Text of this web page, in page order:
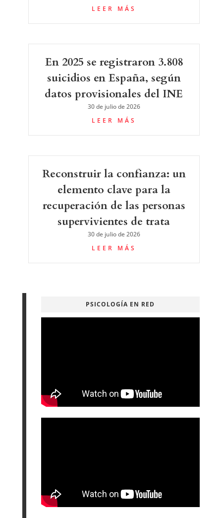
LEER MÁS
En 2025 se registraron 3.808
suicidios en España, según
datos provisionales del INE
30 de julio de 2026
LEER MÁS
Reconstruir la confianza: un
elemento clave para la
recuperación de las personas
supervivientes de trata
30 de julio de 2026
LEER MÁS
PSICOLOGÍA EN RED